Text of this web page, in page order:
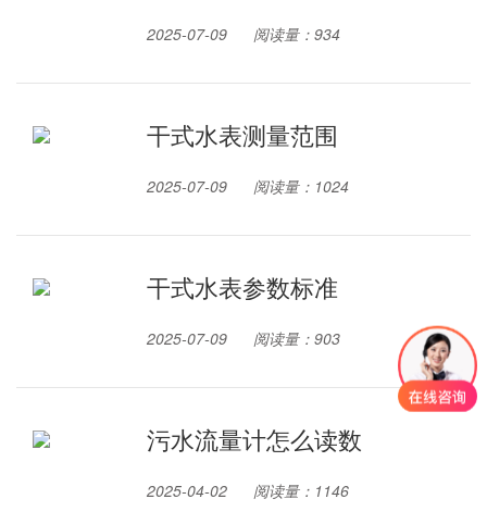
2025-07-09 阅读量：934
干式水表测量范围
2025-07-09 阅读量：1024
干式水表参数标准
2025-07-09 阅读量：903
污水流量计怎么读数
2025-04-02 阅读量：1146